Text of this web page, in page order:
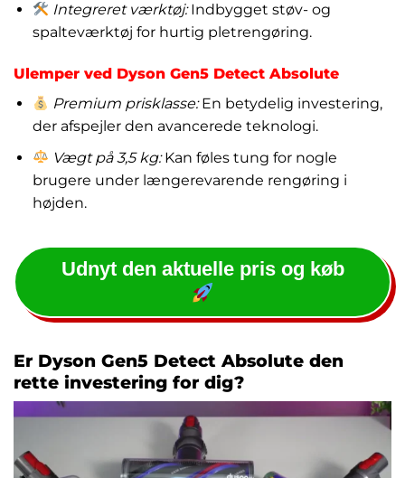
Integreret værktøj:Indbygget støv- og
spalteværktøj for hurtig pletrengøring.
Ulemper ved Dyson Gen5 Detect Absolute
Premium prisklasse:En betydelig investering,
der afspejler den avancerede teknologi.
Vægt på 3,5 kg:Kan føles tung for nogle
brugere under længerevarende rengøring i
højden.
Udnyt den aktuelle pris og køb
Er Dyson Gen5 Detect Absolute den
rette investering for dig?